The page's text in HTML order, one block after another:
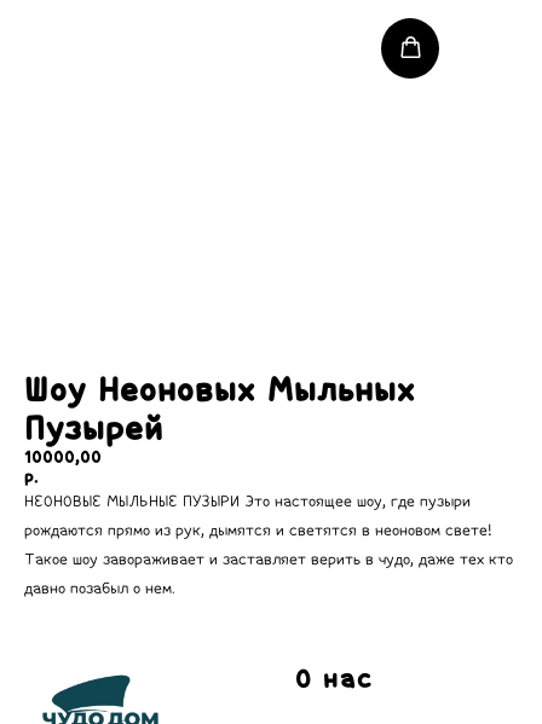
Шоу Неоновых Мыльных
Пузырей
10000,00
р.
НЕОНОВЫЕ МЫЛЬНЫЕ ПУЗЫРИ Это настоящее шоу, где пузыри
рождаются прямо из рук, дымятся и светятся в неоновом свете!
Такое шоу завораживает и заставляет верить в чудо, даже тех кто
давно позабыл о нем.
О нас